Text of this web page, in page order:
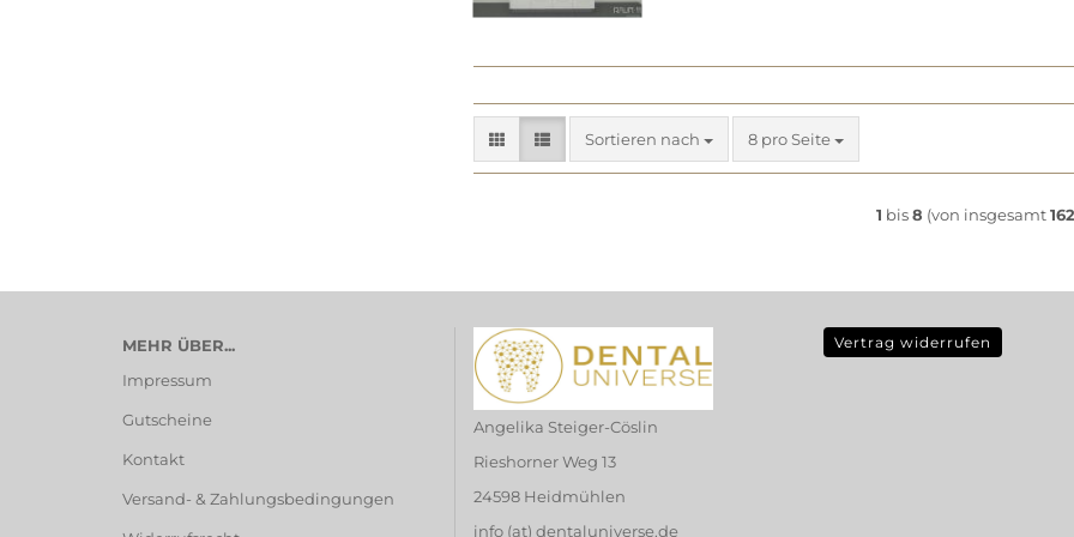
Sortieren nach
Sortieren nach 8 pro Seite
pro Seite
1 bis8 (von insgesamt
MEHR ÜBER...
Impressum
Gutscheine
Kontakt
Versand- & Zahlungsbedingungen
Angelika Steiger-Cöslin
Rieshorner Weg 13
24598 Heidmühlen
info (at) dentaluniverse.de
Vertrag widerrufen